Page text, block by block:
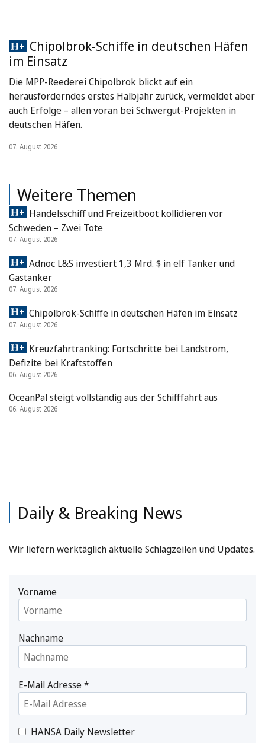
Chipolbrok-Schiffe in deutschen Häfen
im Einsatz
Die MPP-Reederei Chipolbrok blickt auf ein
herausforderndes erstes Halbjahr zurück, vermeldet aber
auch Erfolge – allen voran bei Schwergut-Projekten in
deutschen Häfen.
07. August 2026
Weitere Themen
Handelsschiff und Freizeitboot kollidieren vor
Schweden – Zwei Tote
07. August 2026
Adnoc L&S investiert 1,3 Mrd. $ in elf Tanker und
Gastanker
07. August 2026
Chipolbrok-Schiffe in deutschen Häfen im Einsatz
07. August 2026
Kreuzfahrtranking: Fortschritte bei Landstrom,
Defizite bei Kraftstoffen
06. August 2026
OceanPal steigt vollständig aus der Schifffahrt aus
06. August 2026
Daily & Breaking News
Wir liefern werktäglich aktuelle Schlagzeilen und Updates.
Vorname
Nachname
E-Mail Adresse*
HANSA Daily Newsletter